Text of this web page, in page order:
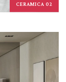
CERAMICA 02